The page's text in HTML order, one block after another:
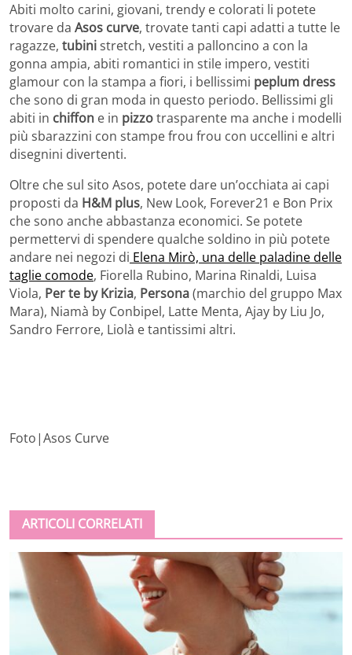
Abiti molto carini, giovani, trendy e colorati li potete
trovare da Asos curve, trovate tanti capi adatti a tutte le
ragazze, tubinistretch, vestiti a palloncino a con la
gonna ampia, abiti romantici in stile impero, vestiti
glamour con la stampa a fiori, i bellissimi peplum dress
che sono di gran moda in questo periodo. Bellissimi gli
abiti in chiffon e in pizzotrasparente ma anche i modelli
più sbarazzini con stampe frou frou con uccellini e altri
disegnini divertenti.
Oltre che sul sito Asos, potete dare un’occhiata ai capi
proposti da H&M plus, New Look, Forever21 e Bon Prix
che sono anche abbastanza economici. Se potete
permettervi di spendere qualche soldino in più potete
andare nei negozi di Elena Mirò, una delle paladine delle
taglie comode, Fiorella Rubino, Marina Rinaldi, Luisa
Viola, Per te by Krizia, Persona(marchio del gruppo Max
Mara), Niamà by Conbipel, Latte Menta, Ajay by Liu Jo,
Sandro Ferrore, Liolà e tantissimi altri.
Foto|Asos Curve
ARTICOLI CORRELATI